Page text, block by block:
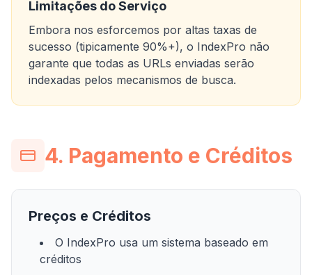
Limitações do Serviço
Embora nos esforcemos por altas taxas de
sucesso (tipicamente 90%+), o IndexPro não
garante que todas as URLs enviadas serão
indexadas pelos mecanismos de busca.
4. Pagamento e Créditos
Preços e Créditos
O IndexPro usa um sistema baseado em
créditos